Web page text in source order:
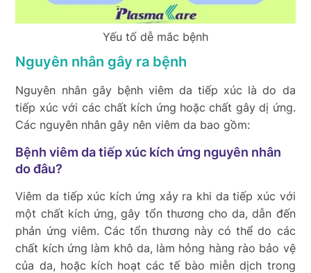
Yếu tố dễ mắc bệnh
Nguyên nhân gây ra bệnh
Nguyên nhân gây bệnh viêm da tiếp xúc là do da
tiếp xúc với các chất kích ứng hoặc chất gây dị ứng.
Các nguyên nhân gây nên viêm da bao gồm:
Bệnh viêm da tiếp xúc kích ứng nguyên nhân
do đâu?
Viêm da tiếp xúc kích ứng xảy ra khi da tiếp xúc với
một chất kích ứng, gây tổn thương cho da, dẫn đến
phản ứng viêm. Các tổn thương này có thể do các
chất kích ứng làm khô da, làm hỏng hàng rào bảo vệ
của da, hoặc kích hoạt các tế bào miễn dịch trong